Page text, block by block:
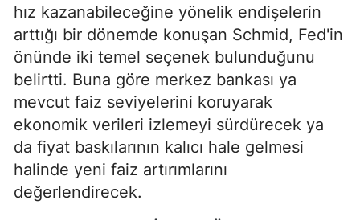
hız kazanabileceğine yönelik endişelerin
arttığı bir dönemde konuşan Schmid, Fed'in
önünde iki temel seçenek bulunduğunu
belirtti. Buna göre merkez bankası ya
mevcut faiz seviyelerini koruyarak
ekonomik verileri izlemeyi sürdürecek ya
da fiyat baskılarının kalıcı hale gelmesi
halinde yeni faiz artırımlarını
değerlendirecek.